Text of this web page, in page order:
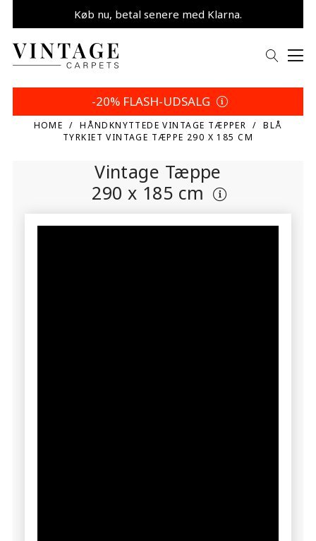
Spar 5% | Dit valg
Køb nu, betal senere med Klarna.
Sommerplan
-20% FLASH-UDSALG
HOME HÅNDKNYTTEDE VINTAGE TÆPPER
BLÅ
TYRKIET VINTAGE TÆPPE 290 X 185 CM
Vintage Tæppe
290 x 185 cm